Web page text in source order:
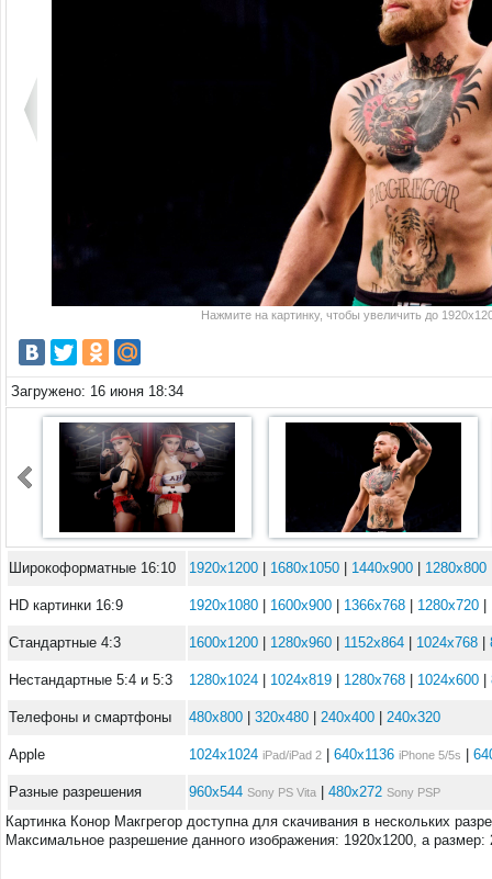
Нажмите на картинку, чтобы увеличить до
Загружено: 16 июня 18:34
Широкоформатные 16:10 1920x1200 1680x1050 1440x900 1280x800
HD картинки 16:9 1920x1080 1600x900 1366x768 1280x720
Стандартные 4:3 1600x1200 1280x960 1152x864 1024x768
Нестандартные 5:4 и 5:3 1280x1024 1024x819 1280x768 1024x600
Телефоны и смартфоны 480x800 320x480 240x400 240x320
Apple 1024x1024 iPad/iPad 2 640x1136 iPhone 5/5s
Разные разрешения 960x544 Sony PS Vita 480x272 Sony PSP
Картинка Конор Макгрегор доступна для скачивания в нескольких
Максимальное разрешение данного изображения: 1920x1200, а размер: